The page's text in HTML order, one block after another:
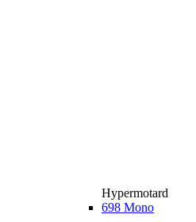
Hypermotard
698 Mono